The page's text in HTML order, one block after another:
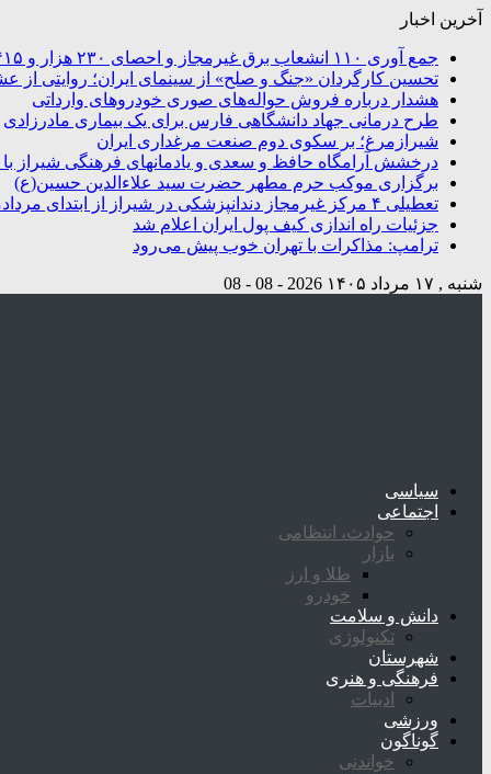
آخرین اخبار
جمع آوری ۱۱۰ انشعاب برق غیرمجاز و احصای ۲۳۰ هزار و ۴۱۵ کیلووات ساعت انرژی در شیراز
تحسین کارگردان «جنگ و صلح» از سینمای ایران؛ روایتی از
هشدار درباره فروش حواله‌های صوری خودروهای وارداتی
طرح درمانی جهاد دانشگاهی فارس برای یک بیماری مادرزادی
شیرازمرغ؛ بر سکوی دوم صنعت مرغداری ایران
درخشش آرامگاه‌ حافظ و سعدی و یادمانهای فرهنگی شیراز با
برگزاری موکب حرم مطهر حضرت سید علاءالدین حسین(ع)
تعطیلی ۴ مرکز غیرمجاز دندانپزشکی در شیراز از ابتدای مردادماه تاکنون
جزئیات راه اندازی کیف پول ایران اعلام شد
ترامپ: مذاکرات با تهران خوب پیش می‌رود
شنبه , ۱۷ مرداد ۱۴۰۵ 2026 - 08 - 08
سیاسی
اجتماعی
حوادث، انتظامی
بازار
طلا و ارز
خودرو
دانش و سلامت
تکنولوژی
شهرستان
فرهنگی و هنری
ادبیات
ورزشی
گوناگون
خواندنی